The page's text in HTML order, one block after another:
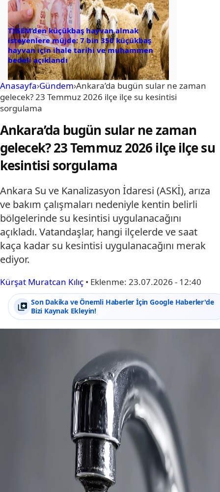
TİGEM’den küçükbaş hayvan almak
isteyenlere müjde: 7 bin 350 küçükbaş
hayvan için ihale tarihi ve muhammen
bedeli açıklandı
Anasayfa›Gündem›Ankara’da bugün sular ne zaman
gelecek? 23 Temmuz 2026 ilçe ilçe su kesintisi
sorgulama
Ankara’da bugün sular ne zaman
gelecek? 23 Temmuz 2026 ilçe ilçe su
kesintisi sorgulama
Ankara Su ve Kanalizasyon İdaresi (ASKİ), arıza
ve bakım çalışmaları nedeniyle kentin belirli
bölgelerinde su kesintisi uygulanacağını
açıkladı. Vatandaşlar, hangi ilçelerde ve saat
kaça kadar su kesintisi uygulanacağını merak
ediyor.
Kürşat Muratcan Kılıç • Eklenme: 23.07.2026 - 12:40
Son Dakika ve Önemli Haberler İçin Google Haberler'de
Bizi Kaynak Ekleyin!